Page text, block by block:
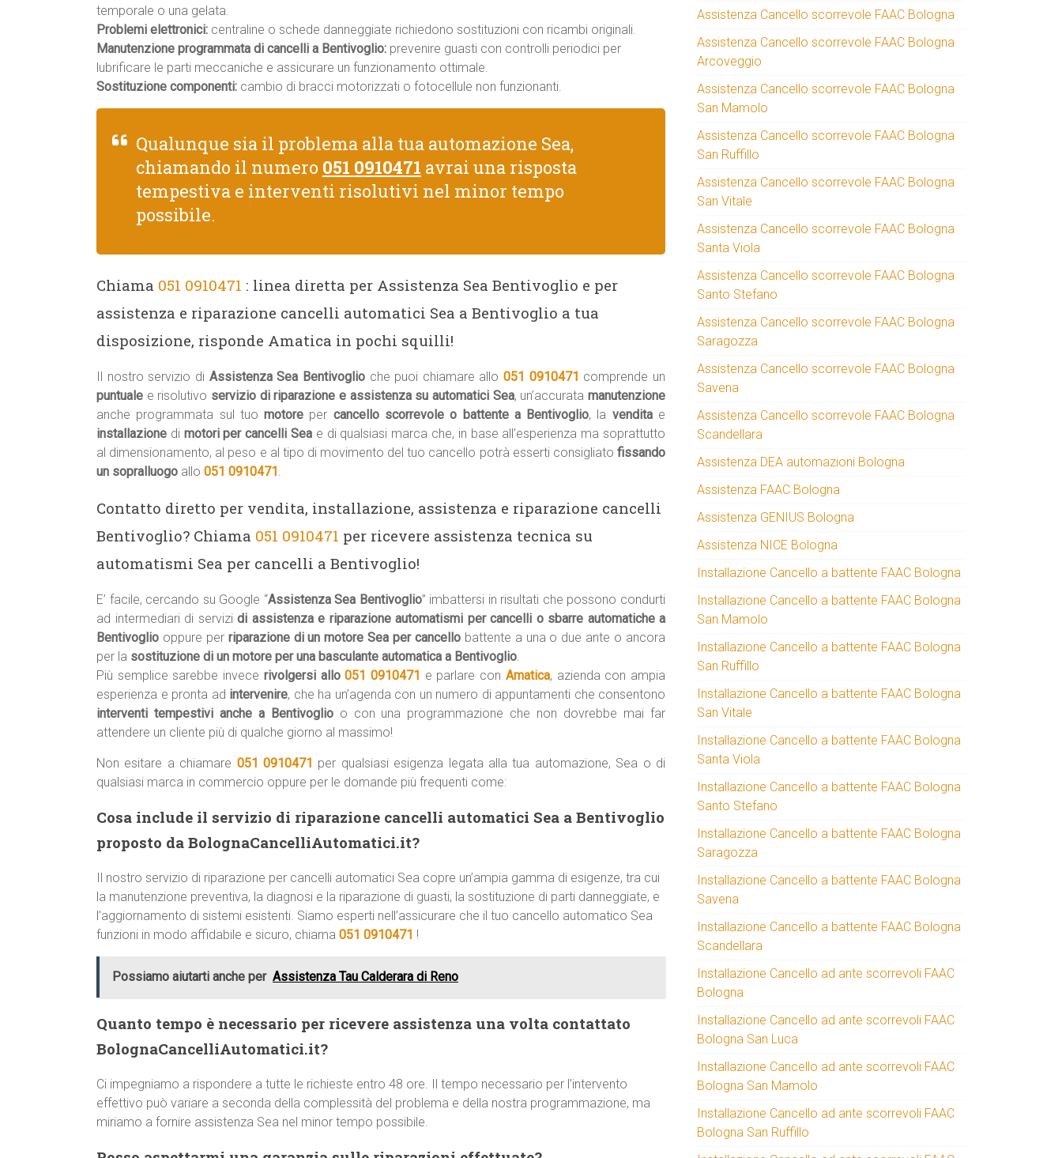
temporale o una gelata.
Problemi elettronici: centraline o schede danneggiate richiedono sostituzioni con ricambi originali.
Manutenzione programmata di cancelli a Bentivoglio: prevenire guasti con controlli periodici per
lubrificare le parti meccaniche e assicurare un funzionamento ottimale.
Sostituzione componenti: cambio di bracci motorizzati o fotocellule non funzionanti.
Qualunque sia il problema alla tua automazione Sea,
chiamando il numero 051 0910471 avrai una risposta
tempestiva e interventi risolutivi nel minor tempo
possibile.
Chiama 051 0910471 : linea diretta per Assistenza Sea Bentivoglio e per
assistenza e riparazione cancelli automatici Sea a Bentivoglio a tua
disposizione, risponde Amatica in pochi squilli!
Il nostro servizio di Assistenza Sea Bentivoglio che puoi chiamare allo051 0910471 comprende un
puntuale e risolutivo servizio di riparazione e assistenza su automatici Sea, un’accuratamanutenzione
anche programmata sul tuomotore per cancello scorrevole o battente a Bentivoglio, la venditae
installazione di motori per cancelli Sea e di qualsiasi marca che, in base all’esperienza ma soprattutto
al dimensionamento, al peso e al tipo di movimento del tuo cancello potrà esserti consigliato fissando
un sopralluogo allo 051 0910471.
Contatto diretto per vendita, installazione, assistenza e riparazione cancelli
Bentivoglio? Chiama 051 0910471 per ricevere assistenza tecnica su
automatismi Sea per cancelli a Bentivoglio!
E’ facile, cercando su Google “Assistenza Sea Bentivoglio” imbattersi in risultati che possono condurti
ad intermediari di servizi di assistenza e riparazione automatismi per cancelli o sbarre automatiche a
Bentivoglio oppure per riparazione di un motore Sea per cancellobattente a una o due ante o ancora
per la sostituzione di un motore per una basculante automatica a Bentivoglio.
Più semplice sarebbe invece rivolgersi allo051 0910471 e parlare con Amatica, azienda con ampia
esperienza e pronta ad intervenire, che ha un’agenda con un numero di appuntamenti che consentono
interventi tempestivi anche a Bentivoglio o con una programmazione che non dovrebbe mai far
attendere un cliente più di qualche giorno al massimo!
Non esitare a chiamare 051 0910471 per qualsiasi esigenza legata alla tua automazione, Sea o di
qualsiasi marca in commercio oppure per le domande più frequenti come:
Cosa include il servizio di riparazione cancelli automatici Sea a Bentivoglio
proposto da BolognaCancelliAutomatici.it?
Il nostro servizio di riparazione per cancelli automatici Sea copre un’ampia gamma di esigenze, tra cui
la manutenzione preventiva, la diagnosi e la riparazione di guasti, la sostituzione di parti danneggiate, e
l’aggiornamento di sistemi esistenti. Siamo esperti nell’assicurare che il tuo cancello automatico Sea
funzioni in modo affidabile e sicuro, chiama 051 0910471 !
Possiamo aiutarti anche per Assistenza Tau Calderara di Reno
Quanto tempo è necessario per ricevere assistenza una volta contattato
BolognaCancelliAutomatici.it?
Ci impegniamo a rispondere a tutte le richieste entro 48 ore. Il tempo necessario per l’intervento
effettivo può variare a seconda della complessità del problema e della nostra programmazione, ma
miriamo a fornire assistenza Sea nel minor tempo possibile.
Assistenza Cancello scorrevole FAAC Bologna
Assistenza Cancello scorrevole FAAC Bologna
Arcoveggio
Assistenza Cancello scorrevole FAAC Bologna
San Mamolo
Assistenza Cancello scorrevole FAAC Bologna
San Ruffillo
Assistenza Cancello scorrevole FAAC Bologna
San Vitale
Assistenza Cancello scorrevole FAAC Bologna
Santa Viola
Assistenza Cancello scorrevole FAAC Bologna
Santo Stefano
Assistenza Cancello scorrevole FAAC Bologna
Saragozza
Assistenza Cancello scorrevole FAAC Bologna
Savena
Assistenza Cancello scorrevole FAAC Bologna
Scandellara
Assistenza DEA automazioni Bologna
Assistenza FAAC Bologna
Assistenza GENIUS Bologna
Assistenza NICE Bologna
Installazione Cancello a battente FAAC Bologna
Installazione Cancello a battente FAAC Bologna
San Mamolo
Installazione Cancello a battente FAAC Bologna
San Ruffillo
Installazione Cancello a battente FAAC Bologna
San Vitale
Installazione Cancello a battente FAAC Bologna
Santa Viola
Installazione Cancello a battente FAAC Bologna
Santo Stefano
Installazione Cancello a battente FAAC Bologna
Saragozza
Installazione Cancello a battente FAAC Bologna
Savena
Installazione Cancello a battente FAAC Bologna
Scandellara
Installazione Cancello ad ante scorrevoli FAAC
Bologna
Installazione Cancello ad ante scorrevoli FAAC
Bologna San Luca
Installazione Cancello ad ante scorrevoli FAAC
Bologna San Mamolo
Installazione Cancello ad ante scorrevoli FAAC
Bologna San Ruffillo